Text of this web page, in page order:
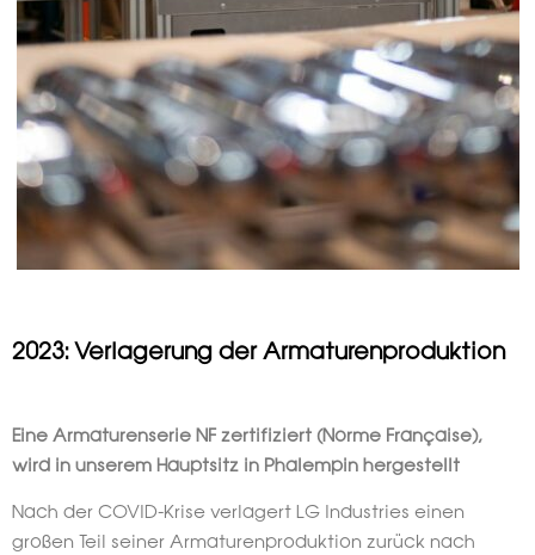
2023: Verlagerung der Armaturenproduktion
Eine Armaturenserie NF zertifiziert (Norme Française),
wird in unserem Hauptsitz in Phalempin hergestellt
Nach der COVID-Krise verlagert LG Industries einen
großen Teil seiner Armaturenproduktion zurück nach